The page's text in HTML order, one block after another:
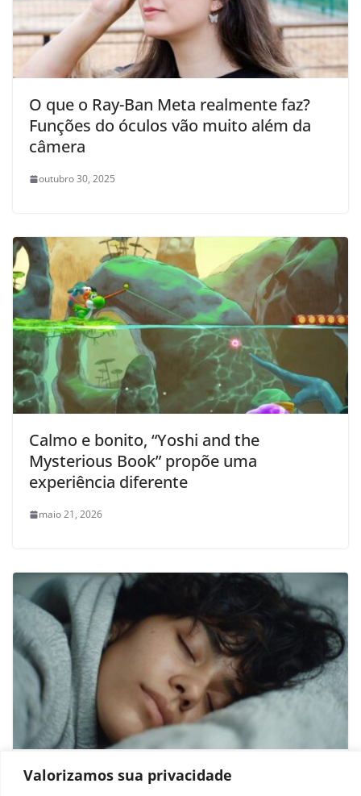
Valorizamos sua privacidade
O que o Ray-Ban Meta realmente faz?
Funções do óculos vão muito além da
câmera
outubro 30, 2025
Calmo e bonito, “Yoshi and the
Mysterious Book” propõe uma
experiência diferente
maio 21, 2026
Harvard: regra das 8 horas de sono é